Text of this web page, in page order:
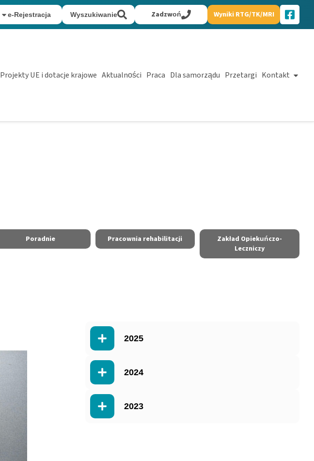
e-Rejestracja Wyszukiwanie Zadzwoń Wyniki RTG/TK/MRI
Projekty UE i dotacje krajowe Aktualności Praca Dla samorządu Przetargi Kontakt
Poradnie Pracownia rehabilitacji
Zakład Opiekuńczo-
Leczniczy
2025
2024
2023